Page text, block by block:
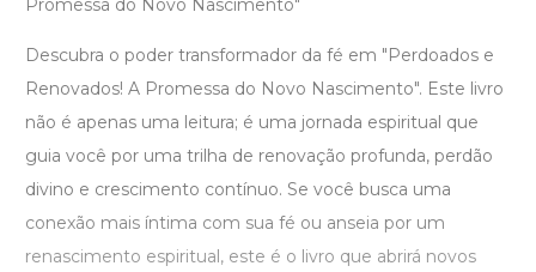
Promessa do Novo Nascimento"
Descubra o poder transformador da fé em "Perdoados e
Renovados! A Promessa do Novo Nascimento". Este livro
não é apenas uma leitura; é uma jornada espiritual que
guia você por uma trilha de renovação profunda, perdão
divino e crescimento contínuo. Se você busca uma
conexão mais íntima com sua fé ou anseia por um
renascimento espiritual, este é o livro que abrirá novos